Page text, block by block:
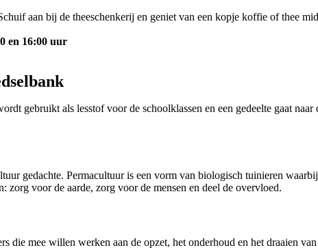
aan bij de theeschenkerij en geniet van een kopje koffie of thee
en 16:00 uur
gebruikt als lesstof voor de schoolklassen en een gedeelte gaat
gedachte. Permacultuur is een vorm van biologisch tuinieren
zorg voor de aarde, zorg voor de mensen en deel de overvloed.
die mee willen werken aan de opzet, het onderhoud en het draaien